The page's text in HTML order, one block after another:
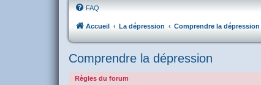
FAQ
Accueil La dépression Comprendre la dépression
Comprendre la dépression
Règles du forum